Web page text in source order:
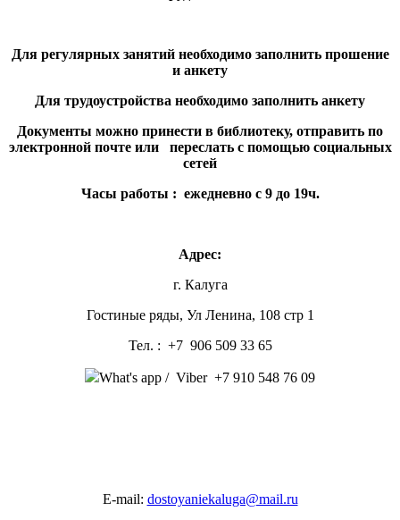
Для регулярных занятий необходимо заполнить прошение
и анкету
Для трудоустройства необходимо заполнить анкету
Документы можно принести в библиотеку, отправить по
электронной почте или переслать с помощью социальных
сетей
Часы работы : ежедневно с 9 до 19ч.
Адрес:
г. Калуга
Гостиные ряды, Ул Ленина, 108 стр 1
Тел. : +7 906 509 33 65
What's app / Viber +7 910 548 76 09
E-mail: dostoyaniekaluga@mail.ru